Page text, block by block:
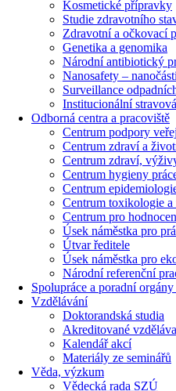
Kosmetické přípravky
Studie zdravotního
Zdravotní a očkovací
Genetika a genomika
Národní antibiotický
Nanosafety –
Surveillance
Institucionální
Odborná centra a pracoviště
Centrum podpory
Centrum zdraví a
Centrum zdraví,
Centrum hygieny
Centrum
Centrum toxikologie a
Centrum pro
Úsek náměstka pro
Útvar ředitele
Úsek náměstka pro
Národní referenční
Spolupráce a poradní
Vzdělávání
Doktorandská studia
Akreditované
Kalendář akcí
Materiály ze seminářů
Věda, výzkum
Vědecká rada SZÚ